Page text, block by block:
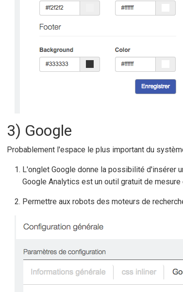
3) Google
Probablement l'espace le plus important du
L'onglet Google donne la possibilité d'insérer
Google Analytics est un outil gratuit de
Permettre aux robots des moteurs de